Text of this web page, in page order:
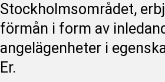
Stockholmsområdet,
förmån i form av
angelägenheter i
Er.